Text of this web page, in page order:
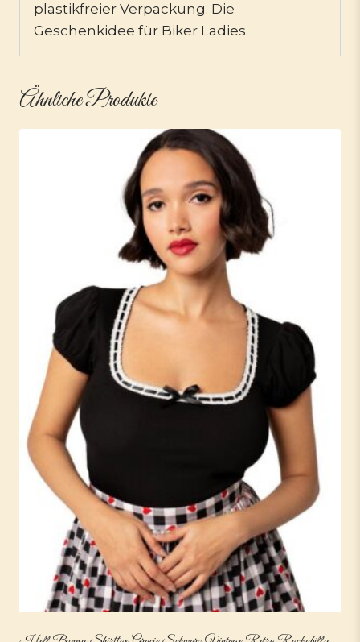
plastikfreier Verpackung. Die
Geschenkidee für Biker Ladies.
Ähnliche Produkte